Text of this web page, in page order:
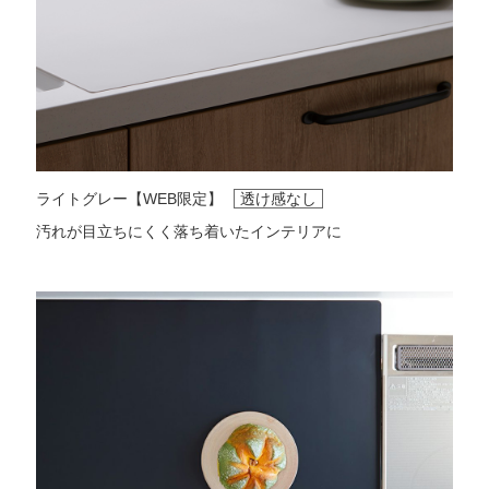
ライトグレー【WEB限定】
透け感なし
汚れが目立ちにくく落ち着いたインテリアに